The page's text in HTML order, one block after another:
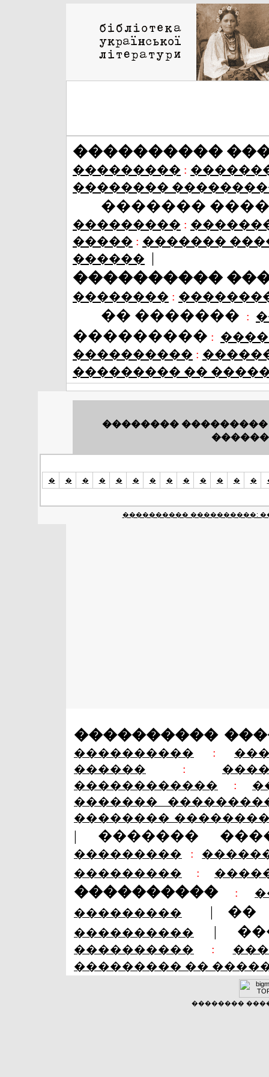
����������
��������� :
��������
�������
��������� :
����� : �������
������ |
����������
�������� :
�� ������� :
��������� :
���������� :
��������� ��
�������� ���������
� � � � � � � � � � � � �
���������� ����������:
����������
���������� :
������ :
������������ :
�������
��������
| �������
��������� :
��������� :
���������� :
���������
| ��
���������� |
���������� :
��������� ��
��������